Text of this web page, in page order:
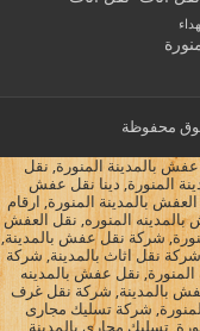
بالمدينة المنورة, نقل
المنورة, دينا نقل عفش
بالمدينة المنورة, ارقام
المنوره, نقل العفش
شركة نقل عفش بالمدينة,
نقل اثاث بالمدينة, شركة
المنورة, نقل عفش بالمدينه
عفش بالمدينة, شركة نقل غرف
شركة تسليك مجارى
تسليك مجارى بالمدينة